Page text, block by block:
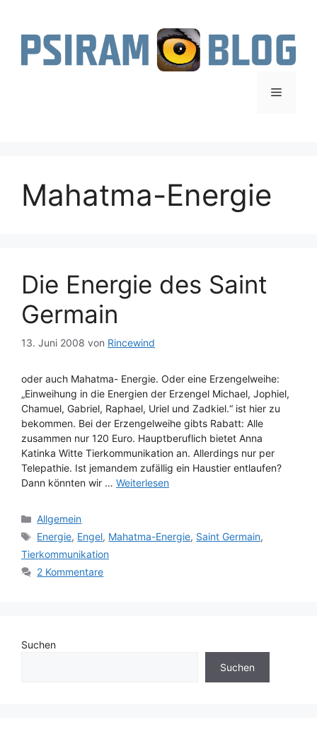
springen
Menü
Mahatma-Energie
Die Energie des Saint
Germain
13. Juni 2008 von Rincewind
oder auch Mahatma- Energie. Oder eine Erzengelweihe:
„Einweihung in die Energien der Erzengel Michael, Jophiel,
Chamuel, Gabriel, Raphael, Uriel und Zadkiel.“ ist hier zu
bekommen. Bei der Erzengelweihe gibts Rabatt: Alle
zusammen nur 120 Euro. Hauptberuflich bietet Anna
Katinka Witte Tierkommunikation an. Allerdings nur per
Telepathie. Ist jemandem zufällig ein Haustier entlaufen?
Dann könnten wir … Weiterlesen
Kategorien
Allgemein
Schlagwörter
Energie, Engel, Mahatma-Energie, Saint Germain,
Tierkommunikation
2 Kommentare
Suchen
Suchen